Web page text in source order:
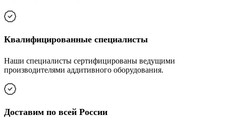
Квалифицированные специалисты
Наши специалисты сертифицированы ведущими
производителями аддитивного оборудования.
Доставим по всей России